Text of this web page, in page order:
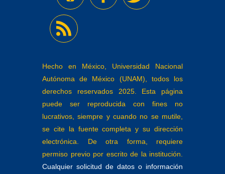
Hecho en México, Universidad Nacional
Autónoma de México (UNAM), todos los
derechos reservados 2025. Esta página
puede ser reproducida con fines no
lucrativos, siempre y cuando no se mutile,
se cite la fuente completa y su dirección
electrónica. De otra forma, requiere
permiso previo por escrito de la institución.
Cualquier solicitud de datos o información